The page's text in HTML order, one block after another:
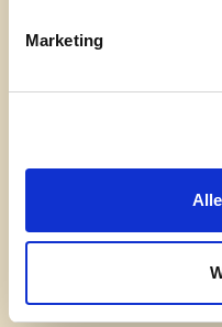
Marketing
spelstages voor
in samenwerking
3.
en mensen met
omdat werk dé